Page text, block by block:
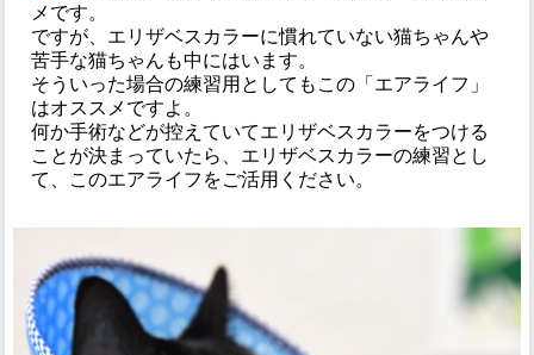
メです。
ですが、エリザベスカラーに慣れていない猫ちゃんや
苦手な猫ちゃんも中にはいます。
そういった場合の練習用としてもこの「エアライフ」
はオススメですよ。
何か手術などが控えていてエリザベスカラーをつける
ことが決まっていたら、エリザベスカラーの練習とし
て、このエアライフをご活用ください。